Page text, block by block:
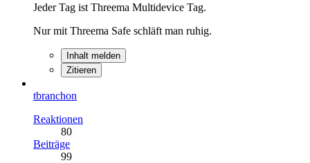
Jeder Tag ist Threema Multidevice Tag.
Nur mit Threema Safe schläft man ruhig.
Inhalt melden
Zitieren
tbranchon
Reaktionen
80
Beiträge
99